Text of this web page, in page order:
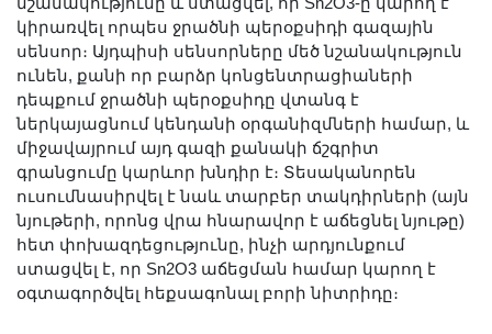
կիրառվել որպես ջրածնի պերօքսիդի գազային
սենսոր։ Այդպիսի սենսորները մեծ նշանակություն
ունեն, քանի որ բարձր կոնցենտրացիաների
դեպքում ջրածնի պերօքսիդը վտանգ է
ներկայացնում կենդանի օրգանիզմների համար, և
միջավայրում այդ գազի քանակի ճշգրիտ
գրանցումը կարևոր խնդիր է։ Տեսականորեն
ուսումնասիրվել է նաև տարբեր տակդիրների (այն
նյութերի, որոնց վրա հնարավոր է աճեցնել նյութը)
հետ փոխազդեցությունը, ինչի արդյունքում
ստացվել է, որ Sn2O3 աճեցման համար կարող է
օգտագործվել հեքսագոնալ բորի նիտրիդը։